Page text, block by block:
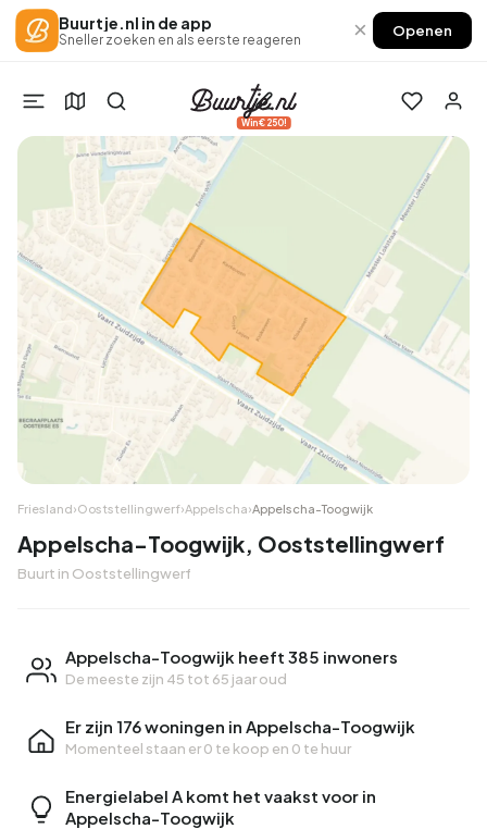
Buurtje.nl in de app
Sneller zoeken en als eerste reageren × Openen
Win €250!
Friesland›Ooststellingwerf›Appelscha›Appelscha-Toogwijk
Appelscha-Toogwijk, Ooststellingwerf
Buurt in Ooststellingwerf
Appelscha-Toogwijk heeft 385 inwoners
De meeste zijn 45 tot 65 jaar oud
Er zijn 176 woningen in Appelscha-Toogwijk
Momenteel staan er0 te koop en 0 te huur
Energielabel A komt het vaakst voor in
Appelscha-Toogwijk